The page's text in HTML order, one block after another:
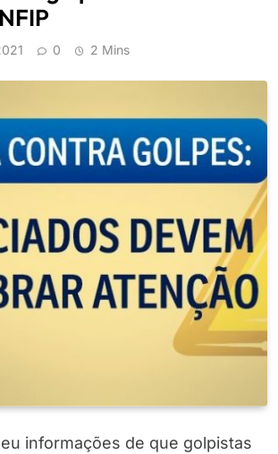
0 2 Mins
informações de que golpistas